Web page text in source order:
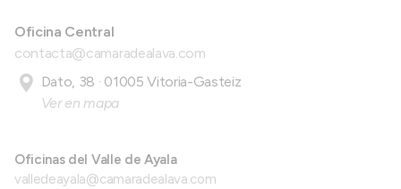
Oficina Central
contacta@camaradealava.com
Dato, 38 · 01005 Vitoria-Gasteiz
Ver en mapa
Oficinas del Valle de Ayala
valledeayala@camaradealava.com